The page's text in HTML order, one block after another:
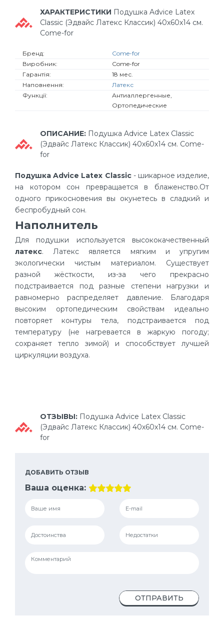
ХАРАКТЕРИСТИКИ Подушка Advice Lateх
Classic (Эдвайс Латекс Классик) 40х60х14 см.
Come-for
Бренд:
Come-for
Виробник:
Come-for
Гарантія:
18 мес.
Наповнення:
Латекс
Функції:
Антиаллергенные,
Ортопедические
ОПИСАНИЕ: Подушка Advice Lateх Classic
(Эдвайс Латекс Классик) 40х60х14 см. Come-
for
Пoдyшкa Advice Latex Classic- шикарное изделие,
на котором сон превращается в блаженство.От
одного прикосновения вы окунетесь в сладкий и
беспробудный сон.
Наполнитель
Для подушки используется высококачественный
латекс. Латекс является мягким и упругим
экологически чистым материалом. Существует
разной жёсткости, из-за чего прекрасно
подстраивается под разные степени нагрузки и
равномерно распределяет давление. Благодаря
высоким ортопедическим свойствам идеально
повторяет контуры тела, подстраивается под
температуру (не нагревается в жаркую погоду;
сохраняет тепло зимой) и способствует лучшей
циркуляции воздуха.
ОТЗЫВЫ: Подушка Advice Lateх Classic
(Эдвайс Латекс Классик) 40х60х14 см. Come-
for
ДОБАВИТЬ ОТЗЫВ
Ваша оценка:
ОТПРАВИТЬ